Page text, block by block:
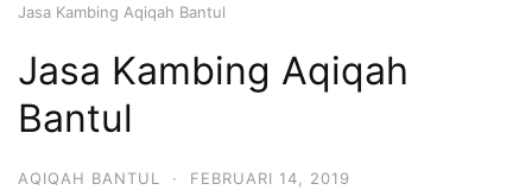
Jasa Kambing Aqiqah Bantul
Jasa Kambing Aqiqah
Bantul
AQIQAH BANTUL · FEBRUARI 14, 2019